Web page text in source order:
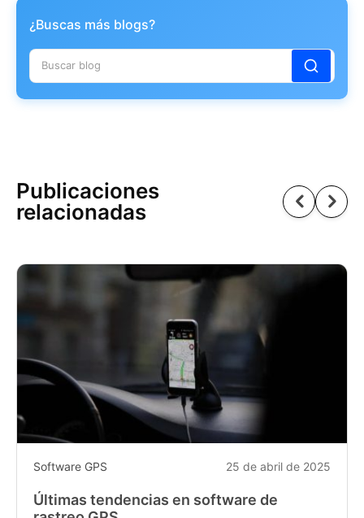
¿Buscas más blogs?
Publicaciones
relacionadas
Software GPS 25 de abril de 2025
Últimas tendencias en software de